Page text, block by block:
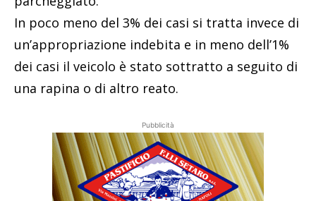
In poco meno del 3% dei casi si tratta invece di
un’appropriazione indebita e in meno dell’1%
dei casi il veicolo è stato sottratto a seguito di
una rapina o di altro reato.
Pubblicità